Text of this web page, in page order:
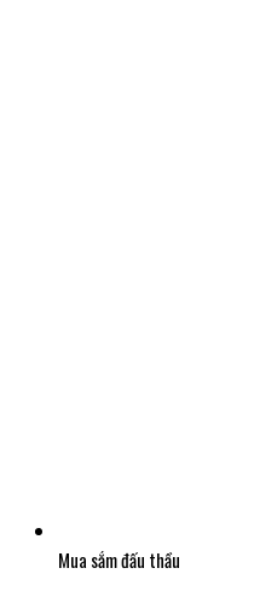
Mua sắm đấu thầu